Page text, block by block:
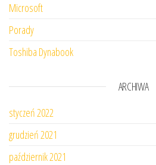
Microsoft
Porady
Toshiba Dynabook
ARCHIWA
styczeń 2022
grudzień 2021
październik 2021